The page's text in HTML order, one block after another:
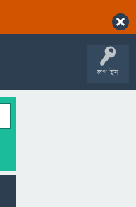
লগ ইন